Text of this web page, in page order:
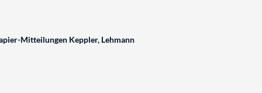
Mitteilungen Keppler, Lehmann